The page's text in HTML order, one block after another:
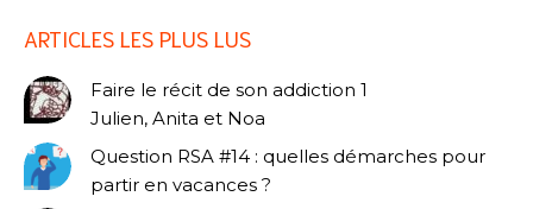
ARTICLES LES PLUS LUS
Faire le récit de son addiction 1
Julien, Anita et Noa
Question RSA #14 : quelles démarches pour
partir en vacances ?